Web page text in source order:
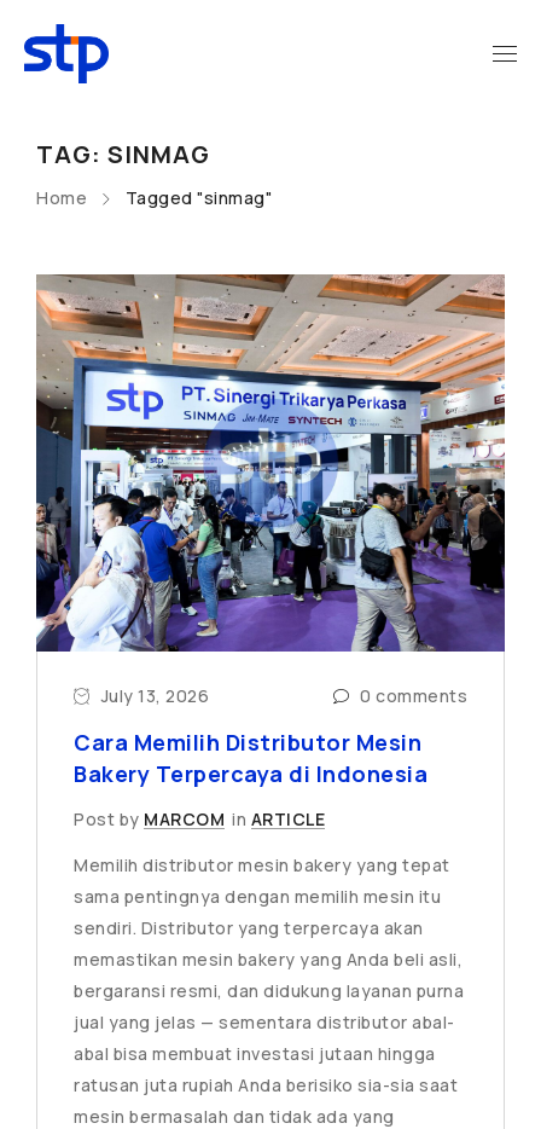
Home Tagged "sinmag"
TAG: SINMAG
July 13, 2026 0 comments
Cara Memilih Distributor Mesin
Bakery Terpercaya di Indonesia
Post by MARCOM in ARTICLE
Memilih distributor mesin bakery yang tepat
sama pentingnya dengan memilih mesin itu
sendiri. Distributor yang terpercaya akan
memastikan mesin bakery yang Anda beli asli,
bergaransi resmi, dan didukung layanan purna
jual yang jelas — sementara distributor abal-
abal bisa membuat investasi jutaan hingga
ratusan juta rupiah Anda berisiko sia-sia saat
mesin bermasalah dan tidak ada yang